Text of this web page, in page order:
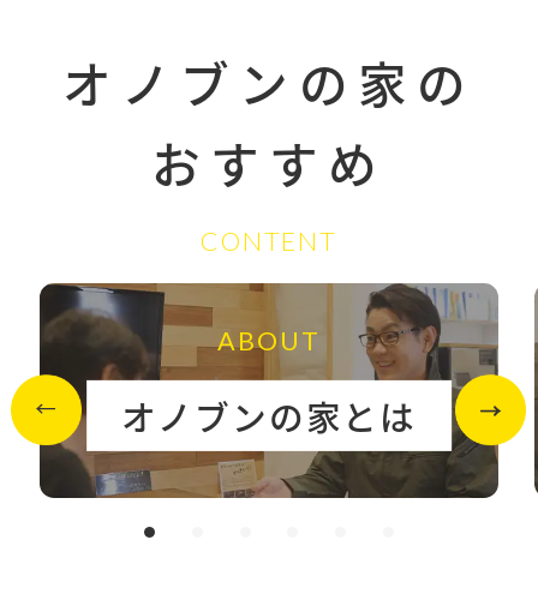
オノブンの家の
おすすめ
CONTENT
ABOUT
オノブンの家とは